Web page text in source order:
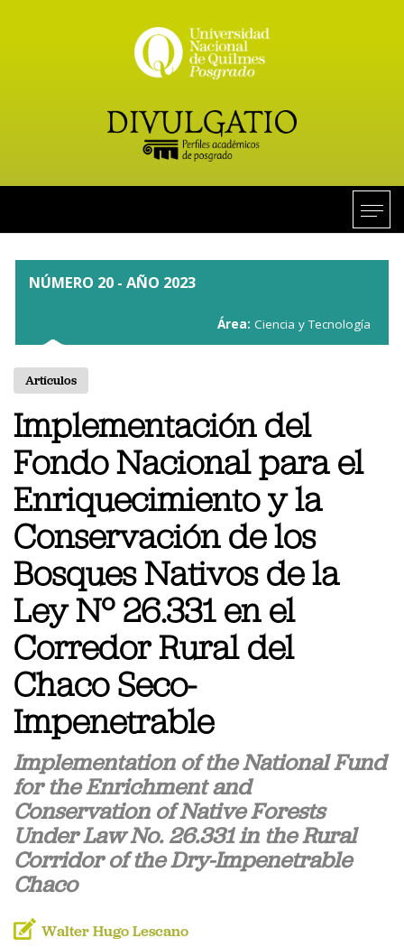
NÚMERO 20 - AÑO 2023
Área: Ciencia y Tecnología
Artículos
Implementación del
Fondo Nacional para el
Enriquecimiento y la
Conservación de los
Bosques Nativos de la
Ley Nº 26.331 en el
Corredor Rural del
Chaco Seco-
Impenetrable
Implementation of the National Fund
for the Enrichment and
Conservation of Native Forests
Under Law No. 26.331 in the Rural
Corridor of the Dry-Impenetrable
Chaco
Walter Hugo Lescano